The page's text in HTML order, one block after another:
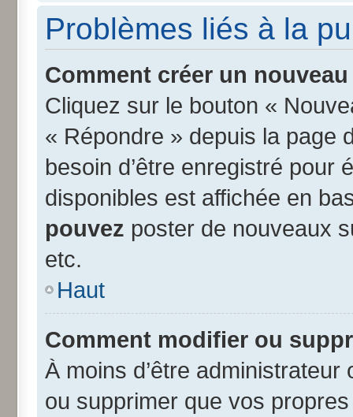
Problèmes liés à la
Comment créer un
Cliquez sur le bouton «
« Répondre » depuis la page
besoin d’être enregistré pour
disponibles est affichée en
pouvez poster de nouveaux
etc.
Haut
Comment modifier ou
À moins d’être
ou supprimer que vos